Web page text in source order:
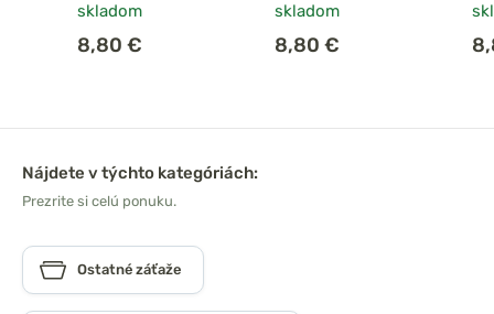
skladom
8,80 €
skladom
8,80 €
Nájdete v týchto kategóriách:
Prezrite si celú ponuku.
Ostatné záťaže